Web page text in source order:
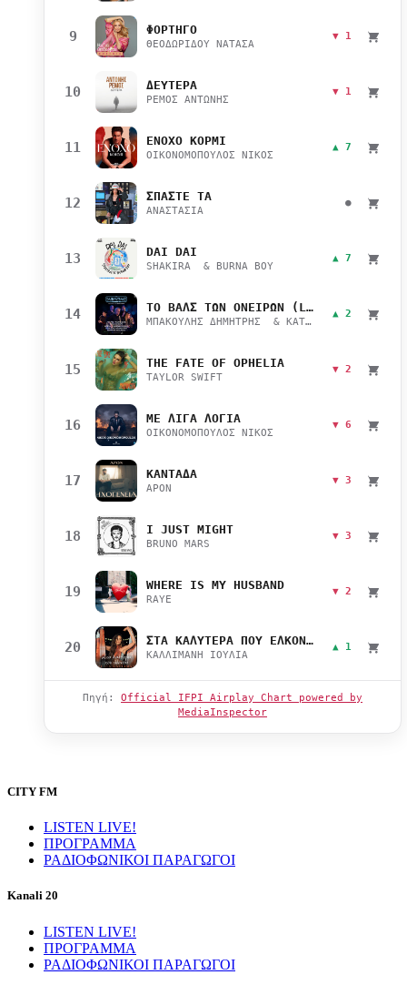
9 ΦΟΡΤΗΓΟ
ΘΕΟΔΩΡΙΔΟΥ ΝΑΤΑΣΑ
▼ 1
10 ΔΕΥΤΕΡΑ
ΡΕΜΟΣ ΑΝΤΩΝΗΣ
▼ 1
11 ΕΝΟΧΟ ΚΟΡΜΙ
ΟΙΚΟΝΟΜΟΠΟΥΛΟΣ ΝΙΚΟΣ
▲ 7
12 ΣΠΑΣΤΕ ΤΑ
ΑΝΑΣΤΑΣΙΑ
●
13 DAI DAI
SHAKIRA & BURNA BOY
▲ 7
14 ΤΟ ΒΑΛΣ ΤΩΝ ΟΝΕΙΡΩΝ (LIVE)
ΜΠΑΚΟΥΛΗΣ ΔΗΜΗΤΡΗΣ & ΚΑΤΣΙΜΙΧΑ ΜΑΡΙΑΝΑ
▲ 2
15 THE FATE OF OPHELIA
TAYLOR SWIFT
▼ 2
16 ΜΕ ΛΙΓΑ ΛΟΓΙΑ
ΟΙΚΟΝΟΜΟΠΟΥΛΟΣ ΝΙΚΟΣ
▼ 6
17 ΚΑΝΤΑΔΑ
APON
▼ 3
18 I JUST MIGHT
BRUNO MARS
▼ 3
19 WHERE IS MY HUSBAND
RAYE
▼ 2
20 ΣΤΑ ΚΑΛΥΤΕΡΑ ΠΟΥ ΕΛΚΟΝΤΑΙ
ΚΑΛΛΙΜΑΝΗ ΙΟΥΛΙΑ
▲ 1
Πηγή: Official IFPI Airplay Chart powered by
MediaInspector
CITY FM
LISTEN LIVE!
ΠΡΟΓΡΑΜΜΑ
ΡΑΔΙΟΦΩΝΙΚΟΙ ΠΑΡΑΓΩΓΟΙ
Kanali 20
LISTEN LIVE!
ΠΡΟΓΡΑΜΜΑ
ΡΑΔΙΟΦΩΝΙΚΟΙ ΠΑΡΑΓΩΓΟΙ